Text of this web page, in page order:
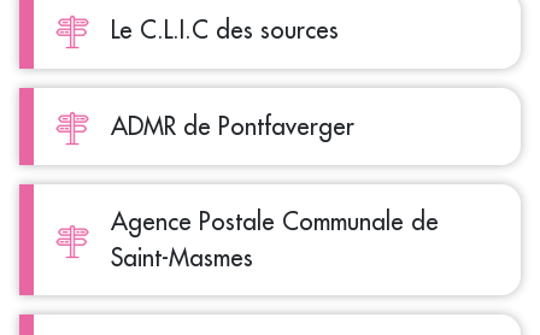
Le C.L.I.C des sources
ADMR de Pontfaverger
Agence Postale Communale de
Saint-Masmes